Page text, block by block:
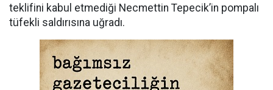
teklifini kabul etmediği Necmettin Tepecik’in pompalı
tüfekli saldırısına uğradı.